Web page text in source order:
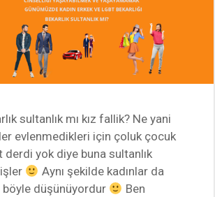
sultanlık mı kız fallik? Ne yani
evlenmedikleri için çoluk çocuk
derdi yok diye buna sultanlık
Aynı şekilde kadınlar da
böyle düşünüyordur
Ben